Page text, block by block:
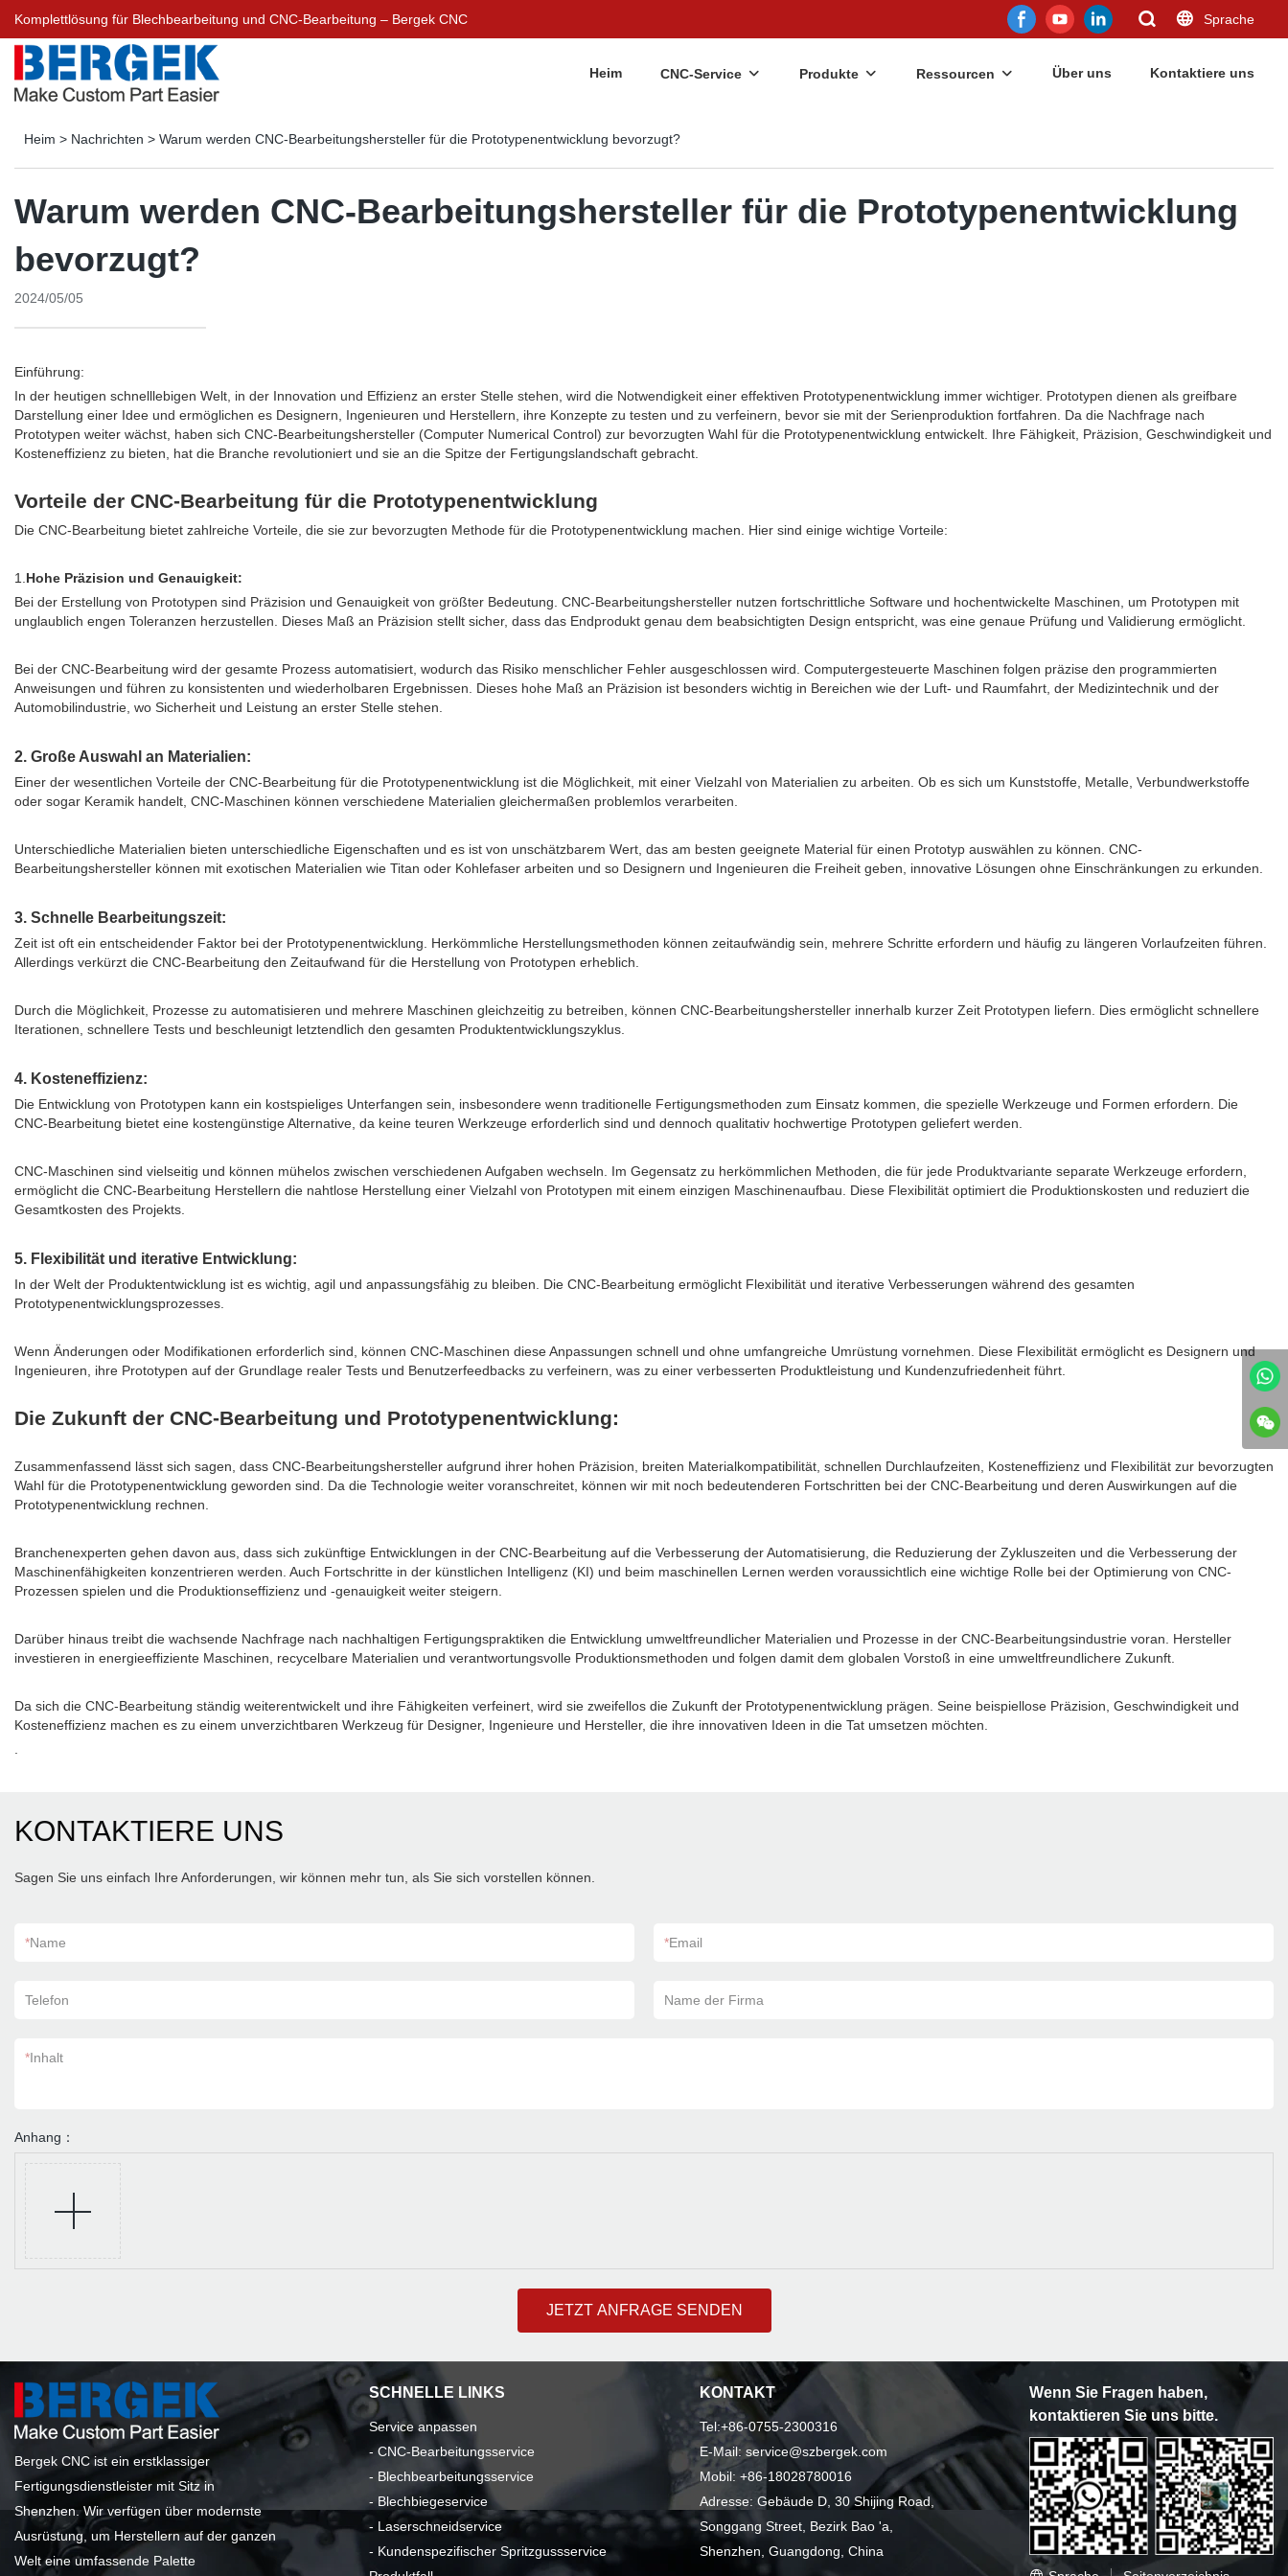
Komplettlösung für Blechbearbeitung und CNC-Bearbeitung – Bergek CNC Sprache
Heim CNC-Service Produkte Ressourcen Über uns Kontaktiere uns
Heim > Nachrichten > Warum werden CNC-Bearbeitungshersteller für die Prototypenentwicklung bevorzugt?
Warum werden CNC-Bearbeitungshersteller für die Prototypenentwicklung
bevorzugt?
2024/05/05
Einführung:
In der heutigen schnelllebigen Welt, in der Innovation und Effizienz an erster Stelle stehen, wird die Notwendigkeit einer effektiven Prototypenentwicklung immer wichtiger. Prototypen dienen als greifbare
Darstellung einer Idee und ermöglichen es Designern, Ingenieuren und Herstellern, ihre Konzepte zu testen und zu verfeinern, bevor sie mit der Serienproduktion fortfahren. Da die Nachfrage nach
Prototypen weiter wächst, haben sich CNC-Bearbeitungshersteller (Computer Numerical Control) zur bevorzugten Wahl für die Prototypenentwicklung entwickelt. Ihre Fähigkeit, Präzision, Geschwindigkeit und
Kosteneffizienz zu bieten, hat die Branche revolutioniert und sie an die Spitze der Fertigungslandschaft gebracht.
Vorteile der CNC-Bearbeitung für die Prototypenentwicklung
Die CNC-Bearbeitung bietet zahlreiche Vorteile, die sie zur bevorzugten Methode für die Prototypenentwicklung machen. Hier sind einige wichtige Vorteile:
1. Hohe Präzision und Genauigkeit:
Bei der Erstellung von Prototypen sind Präzision und Genauigkeit von größter Bedeutung. CNC-Bearbeitungshersteller nutzen fortschrittliche Software und hochentwickelte Maschinen, um Prototypen mit
unglaublich engen Toleranzen herzustellen. Dieses Maß an Präzision stellt sicher, dass das Endprodukt genau dem beabsichtigten Design entspricht, was eine genaue Prüfung und Validierung ermöglicht.
Bei der CNC-Bearbeitung wird der gesamte Prozess automatisiert, wodurch das Risiko menschlicher Fehler ausgeschlossen wird. Computergesteuerte Maschinen folgen präzise den programmierten
Anweisungen und führen zu konsistenten und wiederholbaren Ergebnissen. Dieses hohe Maß an Präzision ist besonders wichtig in Bereichen wie der Luft- und Raumfahrt, der Medizintechnik und der
Automobilindustrie, wo Sicherheit und Leistung an erster Stelle stehen.
2. Große Auswahl an Materialien:
Einer der wesentlichen Vorteile der CNC-Bearbeitung für die Prototypenentwicklung ist die Möglichkeit, mit einer Vielzahl von Materialien zu arbeiten. Ob es sich um Kunststoffe, Metalle, Verbundwerkstoffe
oder sogar Keramik handelt, CNC-Maschinen können verschiedene Materialien gleichermaßen problemlos verarbeiten.
Unterschiedliche Materialien bieten unterschiedliche Eigenschaften und es ist von unschätzbarem Wert, das am besten geeignete Material für einen Prototyp auswählen zu können. CNC-
Bearbeitungshersteller können mit exotischen Materialien wie Titan oder Kohlefaser arbeiten und so Designern und Ingenieuren die Freiheit geben, innovative Lösungen ohne Einschränkungen zu erkunden.
3. Schnelle Bearbeitungszeit:
Zeit ist oft ein entscheidender Faktor bei der Prototypenentwicklung. Herkömmliche Herstellungsmethoden können zeitaufwändig sein, mehrere Schritte erfordern und häufig zu längeren Vorlaufzeiten führen.
Allerdings verkürzt die CNC-Bearbeitung den Zeitaufwand für die Herstellung von Prototypen erheblich.
Durch die Möglichkeit, Prozesse zu automatisieren und mehrere Maschinen gleichzeitig zu betreiben, können CNC-Bearbeitungshersteller innerhalb kurzer Zeit Prototypen liefern. Dies ermöglicht schnellere
Iterationen, schnellere Tests und beschleunigt letztendlich den gesamten Produktentwicklungszyklus.
4. Kosteneffizienz:
Die Entwicklung von Prototypen kann ein kostspieliges Unterfangen sein, insbesondere wenn traditionelle Fertigungsmethoden zum Einsatz kommen, die spezielle Werkzeuge und Formen erfordern. Die
CNC-Bearbeitung bietet eine kostengünstige Alternative, da keine teuren Werkzeuge erforderlich sind und dennoch qualitativ hochwertige Prototypen geliefert werden.
CNC-Maschinen sind vielseitig und können mühelos zwischen verschiedenen Aufgaben wechseln. Im Gegensatz zu herkömmlichen Methoden, die für jede Produktvariante separate Werkzeuge erfordern,
ermöglicht die CNC-Bearbeitung Herstellern die nahtlose Herstellung einer Vielzahl von Prototypen mit einem einzigen Maschinenaufbau. Diese Flexibilität optimiert die Produktionskosten und reduziert die
Gesamtkosten des Projekts.
5. Flexibilität und iterative Entwicklung:
In der Welt der Produktentwicklung ist es wichtig, agil und anpassungsfähig zu bleiben. Die CNC-Bearbeitung ermöglicht Flexibilität und iterative Verbesserungen während des gesamten
Prototypenentwicklungsprozesses.
Wenn Änderungen oder Modifikationen erforderlich sind, können CNC-Maschinen diese Anpassungen schnell und ohne umfangreiche Umrüstung vornehmen. Diese Flexibilität ermöglicht es Designern und
Ingenieuren, ihre Prototypen auf der Grundlage realer Tests und Benutzerfeedbacks zu verfeinern, was zu einer verbesserten Produktleistung und Kundenzufriedenheit führt.
Die Zukunft der CNC-Bearbeitung und Prototypenentwicklung:
Zusammenfassend lässt sich sagen, dass CNC-Bearbeitungshersteller aufgrund ihrer hohen Präzision, breiten Materialkompatibilität, schnellen Durchlaufzeiten, Kosteneffizienz und Flexibilität zur bevorzugten
Wahl für die Prototypenentwicklung geworden sind. Da die Technologie weiter voranschreitet, können wir mit noch bedeutenderen Fortschritten bei der CNC-Bearbeitung und deren Auswirkungen auf die
Prototypenentwicklung rechnen.
Branchenexperten gehen davon aus, dass sich zukünftige Entwicklungen in der CNC-Bearbeitung auf die Verbesserung der Automatisierung, die Reduzierung der Zykluszeiten und die Verbesserung der
Maschinenfähigkeiten konzentrieren werden. Auch Fortschritte in der künstlichen Intelligenz (KI) und beim maschinellen Lernen werden voraussichtlich eine wichtige Rolle bei der Optimierung von CNC-
Prozessen spielen und die Produktionseffizienz und -genauigkeit weiter steigern.
Darüber hinaus treibt die wachsende Nachfrage nach nachhaltigen Fertigungspraktiken die Entwicklung umweltfreundlicher Materialien und Prozesse in der CNC-Bearbeitungsindustrie voran. Hersteller
investieren in energieeffiziente Maschinen, recycelbare Materialien und verantwortungsvolle Produktionsmethoden und folgen damit dem globalen Vorstoß in eine umweltfreundlichere Zukunft.
Da sich die CNC-Bearbeitung ständig weiterentwickelt und ihre Fähigkeiten verfeinert, wird sie zweifellos die Zukunft der Prototypenentwicklung prägen. Seine beispiellose Präzision, Geschwindigkeit und
Kosteneffizienz machen es zu einem unverzichtbaren Werkzeug für Designer, Ingenieure und Hersteller, die ihre innovativen Ideen in die Tat umsetzen möchten.
KONTAKTIERE UNS
Sagen Sie uns einfach Ihre Anforderungen, wir können mehr tun, als Sie sich vorstellen können.
*Name *Email
Telefon Name der Firma
*Inhalt
Anhang：
JETZT ANFRAGE SENDEN
Bergek CNC ist ein erstklassiger
Fertigungsdienstleister mit Sitz in
Shenzhen. Wir verfügen über modernste
Ausrüstung, um Herstellern auf der ganzen
Welt eine umfassende Palette
SCHNELLE LINKS
Service anpassen
- CNC-Bearbeitungsservice
- Blechbearbeitungsservice
- Blechbiegeservice
- Laserschneidservice
- Kundenspezifischer Spritzgussservice
KONTAKT
Tel:+86-0755-2300316
E-Mail: service@szbergek.com
Mobil: +86-18028780016
Adresse: Gebäude D, 30 Shijing Road,
Songgang Street, Bezirk Bao 'a,
Shenzhen, Guangdong, China
Wenn Sie Fragen haben,
kontaktieren Sie uns bitte.